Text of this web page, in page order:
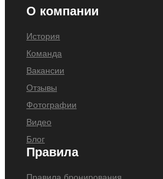
О компании
История
Команда
Вакансии
Отзывы
Фотографии
Видео
Блог
Правила